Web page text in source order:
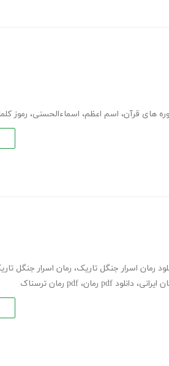
های قرآن، اسم اعظم، اسماءالحسنی، رموز
رمان اسرار جنگل تاریک، رمان اسرار جنگل
ایرانی، دانلود pdf رمان ، pdf رمان ترسناک